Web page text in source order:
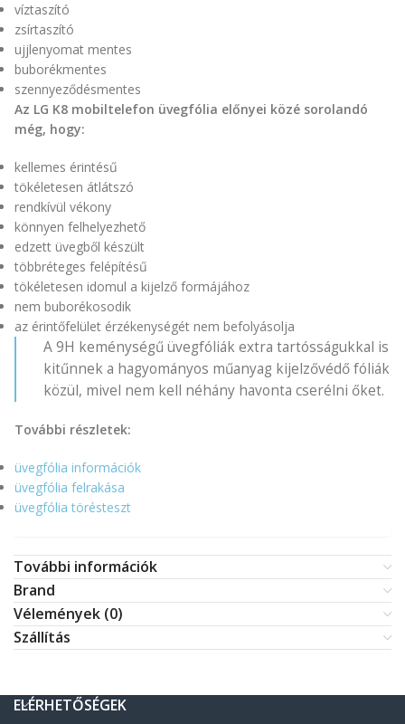
víztaszító
zsírtaszító
ujjlenyomat mentes
buborékmentes
szennyeződésmentes
Az LG K8 mobiltelefon üvegfólia előnyei közé sorolandó
még, hogy:
kellemes érintésű
tökéletesen átlátszó
rendkívül vékony
könnyen felhelyezhető
edzett üvegből készült
többréteges felépítésű
tökéletesen idomul a kijelző formájához
nem buborékosodik
az érintőfelület érzékenységét nem befolyásolja
A 9H keménységű üvegfóliák extra tartósságukkal is
kitűnnek a hagyományos műanyag kijelzővédő fóliák
közül, mivel nem kell néhány havonta cserélni őket.
További részletek:
üvegfólia információk
üvegfólia felrakása
üvegfólia törésteszt
További információk
Brand
Vélemények (0)
Szállítás
ELÉRHETŐSÉGEK